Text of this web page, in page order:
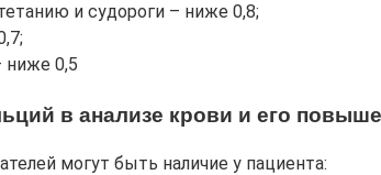
и судороги – ниже 0,8;
0,5
в анализе крови и его
могут быть наличие у пациента: